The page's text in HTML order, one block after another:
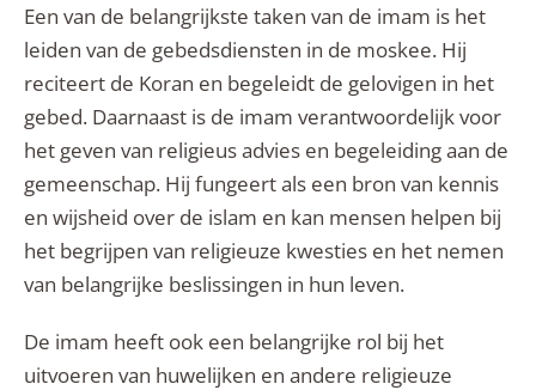
Een van de belangrijkste taken van de imam is het
leiden van de gebedsdiensten in de moskee. Hij
reciteert de Koran en begeleidt de gelovigen in het
gebed. Daarnaast is de imam verantwoordelijk voor
het geven van religieus advies en begeleiding aan de
gemeenschap. Hij fungeert als een bron van kennis
en wijsheid over de islam en kan mensen helpen bij
het begrijpen van religieuze kwesties en het nemen
van belangrijke beslissingen in hun leven.
De imam heeft ook een belangrijke rol bij het
uitvoeren van huwelijken en andere religieuze